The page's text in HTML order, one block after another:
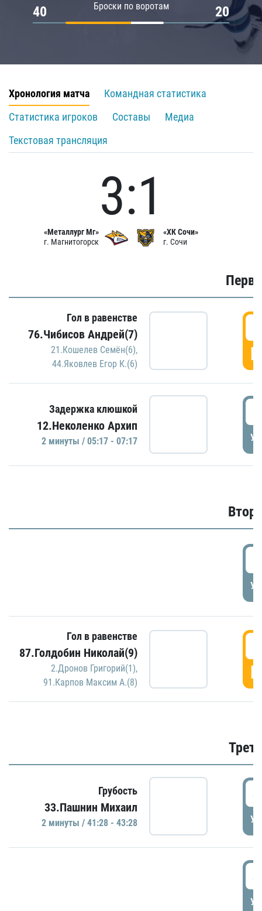
Броски по воротам
40 20
Хронология матча
Командная статистика
Статистика игроков
Составы
Медиа
Текстовая трансляция
«Металлург Мг»
г. Магнитогорск
3:1
«ХК Сочи»
г. Сочи
Гол в равенстве
76.Чибисов Андрей(7)
21.Кошелев Семён(6),
44.Яковлев Егор К.(6)
Задержка клюшкой
12.Неколенко Архип
2 минуты / 05:17 - 07:17
Гол в равенстве
87.Голдобин Николай(9)
2.Дронов Григорий(1),
91.Карпов Максим А.(8)
Грубость
33.Пашнин Михаил
2 минуты / 41:28 - 43:28